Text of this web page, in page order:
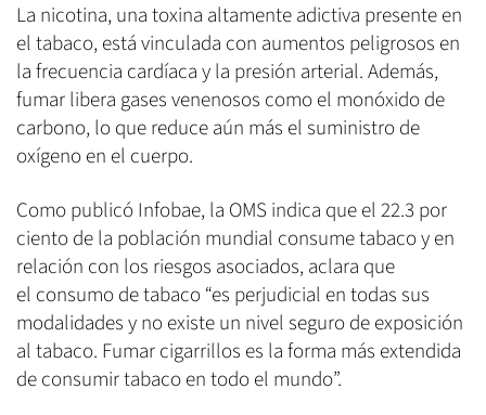
La nicotina, una toxina altamente adictiva presente en
el tabaco, está vinculada con aumentos peligrosos en
la frecuencia cardíaca y la presión arterial. Además,
fumar libera gases venenosos como el monóxido de
carbono, lo que reduce aún más el suministro de
oxígeno en el cuerpo.
Como publicó Infobae, la OMS indica que el 22.3 por
ciento de la población mundial consume tabaco y en
relación con los riesgos asociados, aclara que
el consumo de tabaco “es perjudicial en todas sus
modalidades y no existe un nivel seguro de exposición
al tabaco. Fumar cigarrillos es la forma más extendida
de consumir tabaco en todo el mundo”.